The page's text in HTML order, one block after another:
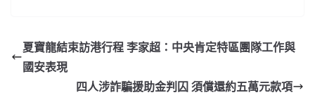
夏寶龍結束訪港行程 李家超：中央肯定特區團隊工作與
國安表現
四人涉詐騙援助金判囚 須償還約五萬元款項